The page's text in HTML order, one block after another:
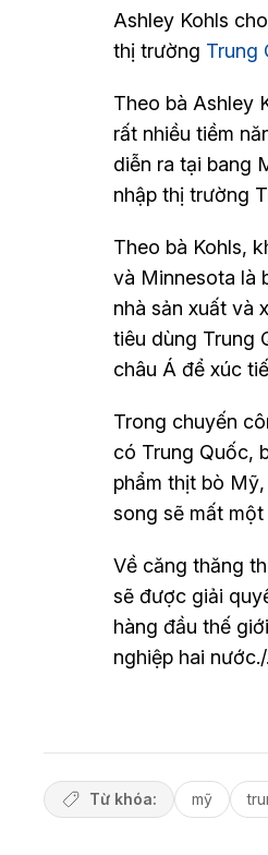
Ashley Kohls
thị trường Trung
Theo bà Ashley
rất nhiều tiềm
diễn ra tại bang
nhập thị trường
Theo bà Kohls,
và Minnesota là
nhà sản xuất và
tiêu dùng Trung
châu Á để xúc
Trong chuyến
có Trung Quốc,
phẩm thịt bò
song sẽ mất
Về căng thăng
sẽ được giải
hàng đầu thế
nghiệp hai nước./.
Từ khóa: mỹ